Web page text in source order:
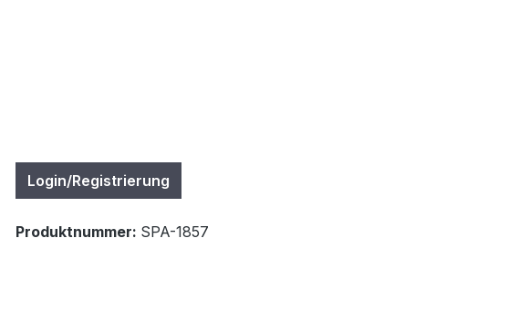
Login/Registrierung
Produktnummer: SPA-1857